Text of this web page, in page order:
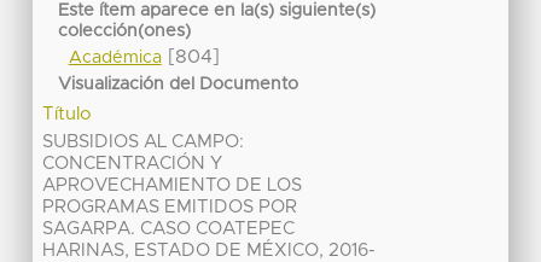
Este ítem aparece en la(s) siguiente(s)
colección(ones)
Académica[804]
Visualización del Documento
Título
SUBSIDIOS AL CAMPO:
CONCENTRACIÓN Y
APROVECHAMIENTO DE LOS
PROGRAMAS EMITIDOS POR
SAGARPA. CASO COATEPEC
HARINAS, ESTADO DE MÉXICO, 2016-